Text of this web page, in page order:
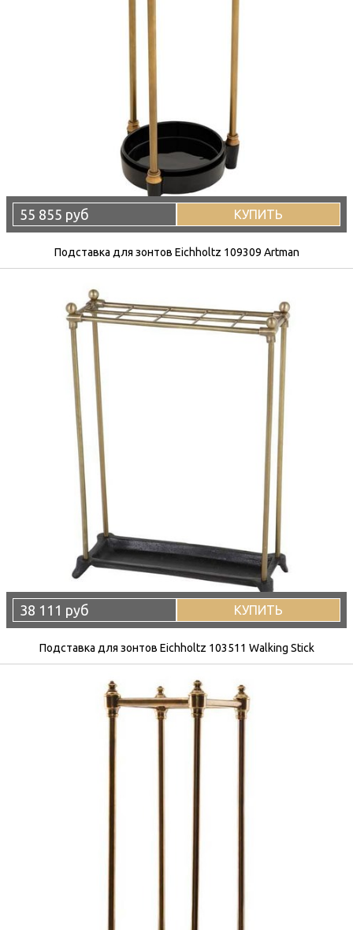
55 855 руб КУПИТЬ
Подставка для зонтов Eichholtz 109309 Artman
38 111 руб КУПИТЬ
Подставка для зонтов Eichholtz 103511 Walking Stick